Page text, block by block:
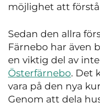
möjlighet att
Sedan den allra
Färnebo har även
en viktig del av
Österfärnebo. Det
vara på den nya
Genom att dela